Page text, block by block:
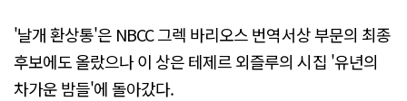
'날개 환상통'은 NBCC 그렉 바리오스 번역서상 부문의 최종
후보에도 올랐으나 이 상은 테제르 외즐루의 시집 '유년의
차가운 밤들'에 돌아갔다.